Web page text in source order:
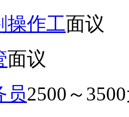
操作工面议
面议
员2500～